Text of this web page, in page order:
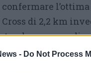
- Do Not Process
di 2,2 km
una
finale con il